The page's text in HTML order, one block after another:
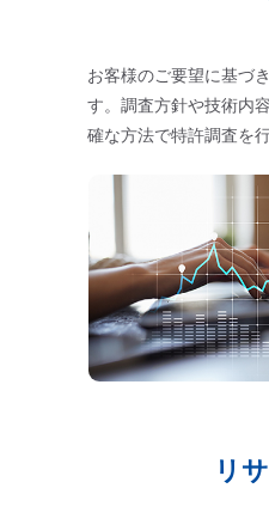
お客様のご要望に基づ
す。調査方針や技術内
確な方法で特許調査を行
リ